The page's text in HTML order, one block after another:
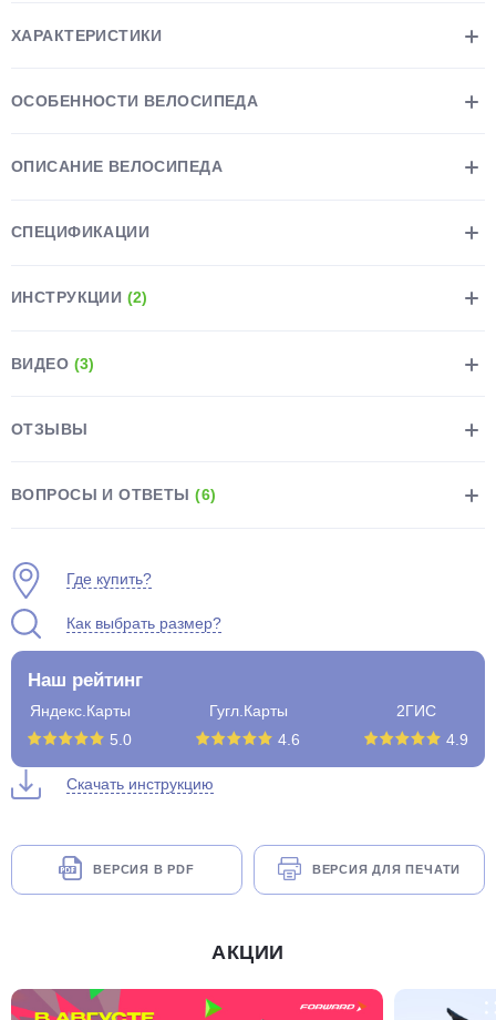
ХАРАКТЕРИСТИКИ
ОСОБЕННОСТИ ВЕЛОСИПЕДА
ОПИСАНИЕ ВЕЛОСИПЕДА
СПЕЦИФИКАЦИИ
ИНСТРУКЦИИ (2)
ВИДЕО (3)
ОТЗЫВЫ
ВОПРОСЫ И ОТВЕТЫ(6)
Где купить?
Как выбрать размер?
Наш рейтинг
Яндекс.Карты
5.0
Гугл.Карты
4.6
2ГИС
4.9
Скачать инструкцию
ВЕРСИЯ В PDF ВЕРСИЯ ДЛЯ ПЕЧАТИ
АКЦИИ